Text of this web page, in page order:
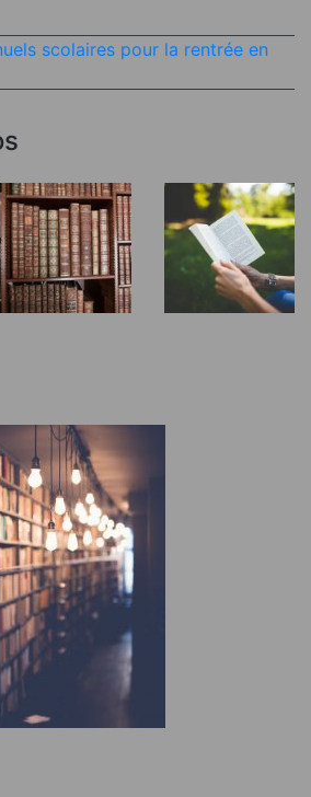
ligne
facilement
scolaires pour la rentrée en